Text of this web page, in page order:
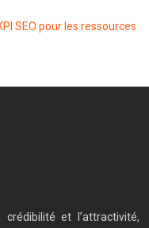
SEO pour les ressources
et l’attractivité,